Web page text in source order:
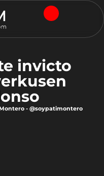
invicto
- @soypatimontero